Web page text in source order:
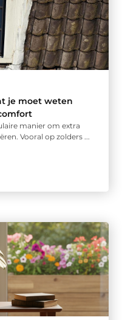
je moet weten
manier om extra
Vooral op zolders ...